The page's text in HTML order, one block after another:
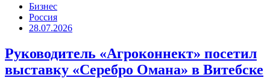
Бизнес
Россия
28.07.2026
Руководитель «Агроконнект» посетил
выставку «Серебро Омана» в Витебске